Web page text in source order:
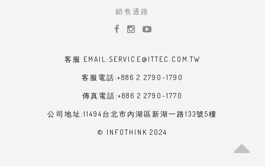
銷售通路
客服 EMAIL:SERVICE@ITTEC.COM.TW
客服電話:+886 2 2790-1790
傳真電話:+886 2 2790-1770
公司地址:11494台北市內湖區新湖一路133號5樓
© INFOTHINK 2024